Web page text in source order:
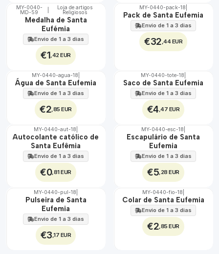
🇵🇹
100%
MY-0040-
MD-59
Loja de artigos
Religiosos
Medalha de Santa
Eufémia
Envio de 1 a 3 dias
€1 ,42 EUR
🇵🇹
100%
MY-0440-pack-18
Pack de Santa Eufemia
Envio de 1 a 3 dias
€32 ,44 EUR
🇵🇹
100%
MY-0440-agua-18
Água de Santa Eufemia
Envio de 1 a 3 dias
€2 ,85 EUR
🇵🇹
100%
MY-0440-tote-18
Saco de Santa Eufemia
Envio de 1 a 3 dias
€4 ,47 EUR
🇵🇹
MY-0440-aut-18
Autocolante católico de
Santa Eufêmia
Envio de 1 a 3 dias
€0,81 EUR
🇵🇹
MY-0440-esc-18
Escapulário de Santa
Eufemia
Envio de 1 a 3 dias
€5 ,28 EUR
🇵🇹
MY-0440-pul-18
Pulseira de Santa
Eufemia
Envio de 1 a 3 dias
€3 ,17 EUR
🇵🇹
100%
MY-0440-fio-18
Colar de Santa Eufemia
Envio de 1 a 3 dias
€2 ,85 EUR